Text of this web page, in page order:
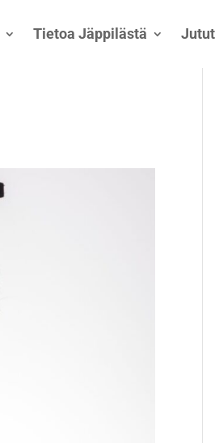
Tietoa Jäppilästä Jutut